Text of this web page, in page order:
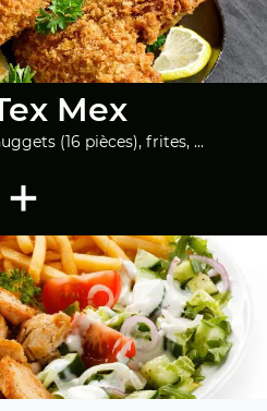
Mex
(16 pièces), frites, ...
+